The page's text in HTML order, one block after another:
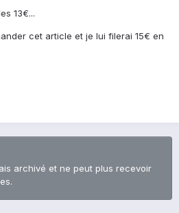
13€...
cet article et je lui filerai 15€ en
archivé et ne peut plus recevoir